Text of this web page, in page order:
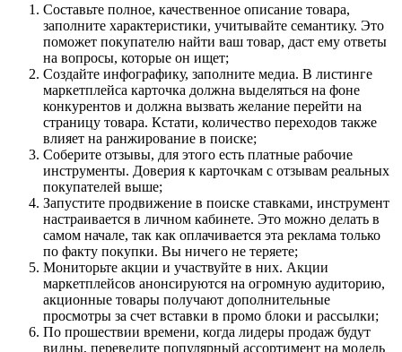
Составьте полное, качественное описание товара,
заполните характеристики, учитывайте семантику. Это
поможет покупателю найти ваш товар, даст ему ответы
на вопросы, которые он ищет;
Создайте инфографику, заполните медиа. В листинге
маркетплейса карточка должна выделяться на фоне
конкурентов и должна вызвать желание перейти на
страницу товара. Кстати, количество переходов также
влияет на ранжирование в поиске;
Соберите отзывы, для этого есть платные рабочие
инструменты. Доверия к карточкам с отзывам реальных
покупателей выше;
Запустите продвижение в поиске ставками, инструмент
настраивается в личном кабинете. Это можно делать в
самом начале, так как оплачивается эта реклама только
по факту покупки. Вы ничего не теряете;
Мониторьте акции и участвуйте в них. Акции
маркетплейсов анонсируются на огромную аудиторию,
акционные товары получают дополнительные
просмотры за счет вставки в промо блоки и рассылки;
По прошествии времени, когда лидеры продаж будут
видны, переведите популярный ассортимент на модель